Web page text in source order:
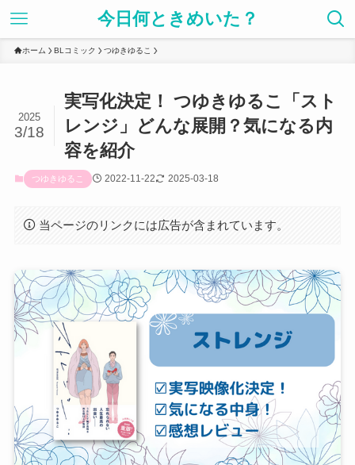
今日何ときめいた？
ホーム BLコミック つゆきゆるこ
実写化決定！ つゆきゆるこ「スト
レンジ」どんな展開？気になる内
容を紹介
2025
3/18
つゆきゆるこ 2022-11-22 2025-03-18
当ページのリンクには広告が含まれています。